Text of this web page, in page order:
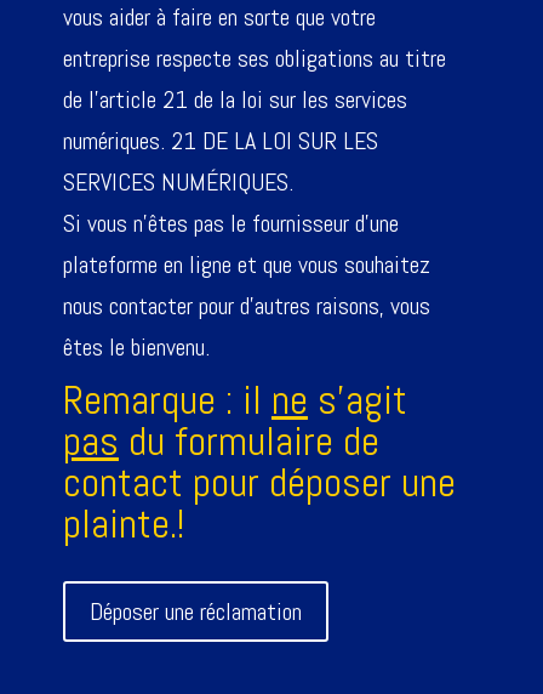
vous aider à faire en sorte que votre
entreprise respecte ses obligations au titre
de l’article 21 de la loi sur les services
numériques. 21 DE LA LOI SUR LES
SERVICES NUMÉRIQUES.
Si vous n’êtes pas le fournisseur d’une
plateforme en ligne et que vous souhaitez
nous contacter pour d’autres raisons, vous
êtes le bienvenu.
Remarque : il ne s’agit
pas du formulaire de
contact pour déposer une
plainte.!
Déposer une réclamation